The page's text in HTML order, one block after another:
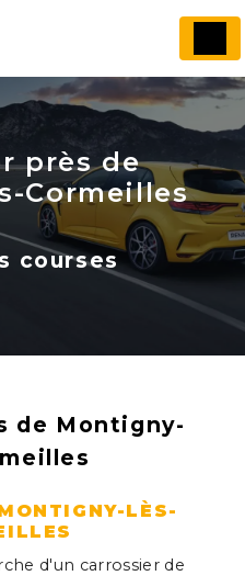
près de
Cormeilles
courses
de Montigny-
LÈS-
d'un carrossier de